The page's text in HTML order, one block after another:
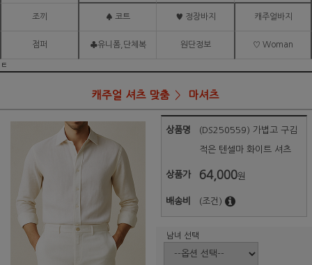
조끼 ♠ 코트 ♥ 정장바지 캐주얼바지
점퍼 ♣유니폼,단체복 원단정보 ♡ Woman
ㅌ
캐주얼 셔츠 맞춤 마셔츠
상품명 (DS250559) 가볍고 구김
적은 텐셀마 화이트 셔츠
상품가 64,000원
배송비 (조건)
남녀 선택